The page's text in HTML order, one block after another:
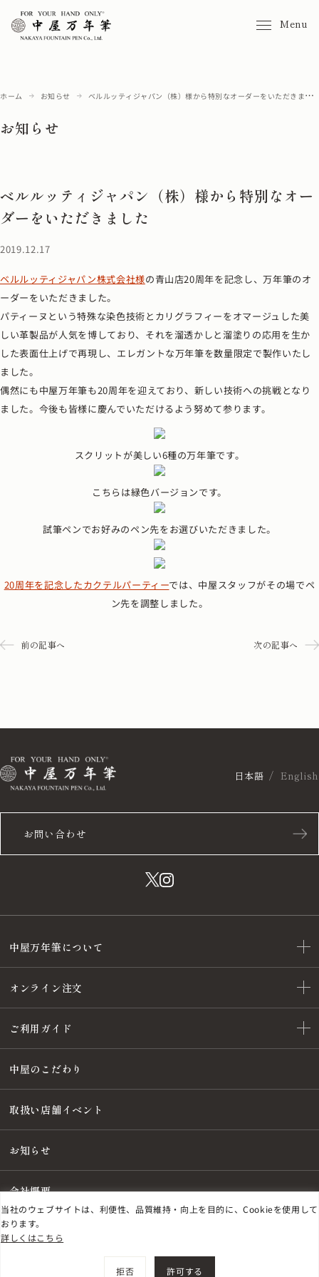
当社のウェブサイトは、利便性、品質維持・向上を目的に、Cookieを使用して
おります。
詳しくはこちら
拒否 許可する
Menu
ホーム お知らせ
ベルルッティジャパン（株）様から特別なオーダーをいただきまし
お知らせ
ベルルッティジャパン（株）様から特別なオー
ダーをいただきました
2019.12.17
ベルルッティジャパン株式会社様の青山店20周年を記念し、万年筆のオ
ーダーをいただきました。
パティーヌという特殊な染色技術とカリグラフィーをオマージュした美
しい革製品が人気を博しており、それを溜透かしと溜塗りの応用を生か
した表面仕上げで再現し、エレガントな万年筆を数量限定で製作いたし
ました。
偶然にも中屋万年筆も20周年を迎えており、新しい技術への挑戦となり
ました。今後も皆様に慶んでいただけるよう努めて参ります。
スクリットが美しい6種の万年筆です。
こちらは緑色バージョンです。
試筆ペンでお好みのペン先をお選びいただきました。
20周年を記念したカクテルパーティーでは、中屋スタッフがその場でペ
ン先を調整しました。
前の記事へ 次の記事へ
お問い合わせ
日本語 English
中屋万年筆について
オンライン注文
ご利用ガイド
中屋のこだわり
取扱い店舗イベント
お知らせ
会社概要
特定商取引法に基づく表記